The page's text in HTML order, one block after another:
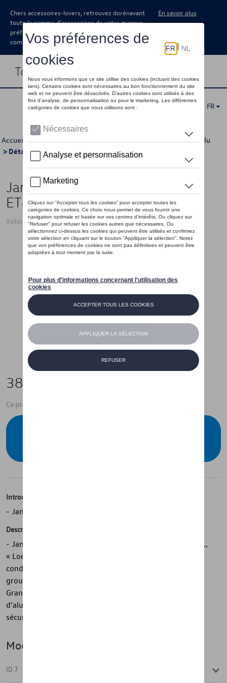
Chers accessoires-lovers, retrouvez dorénavant
toute la gamme d’accessoires de votre marque
préférée sous forme de catalogue à
commander auprès de votre concessionaire.
En savoir plus
Toggle navigation
FR
Accueil >Catalogue Volkswagen >Jantes et roues >Jantes alu
> Détail
Jante en alliage léger, 9,0J x 19
ET42, Loen, essieu arrière, noir
Référence: 14B071499A AX1
385,00 €
Ce produit n'est actuellement pas de stock
Introduction
- Jante en alliage léger d’origine Volkswagen
Description
- Jante en alliage léger d’origine Volkswagen - Design ID.,
« Loen » noir brillant - Particulièrement adaptée aux
conditions hivernales - Développé selon les critères du
groupe Volkswagen - Technique de moulage complexe -
Grande qualité des finitions - Mélange haut de gamme
d’aluminium, de magnésium et de silicium - Pour une
sécurité et une fonctionnalité élevées
Modèle(s)
ID.7